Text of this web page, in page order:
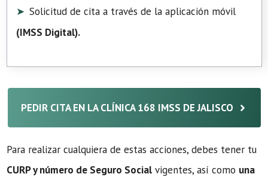
Solicitud de cita a través de la aplicación móvil
(IMSS Digital).
PEDIR CITA EN LA CLÍNICA 168 IMSS DE JALISCO
Para realizar cualquiera de estas acciones, debes tener tu
CURP y número de Seguro Social vigentes, así como una